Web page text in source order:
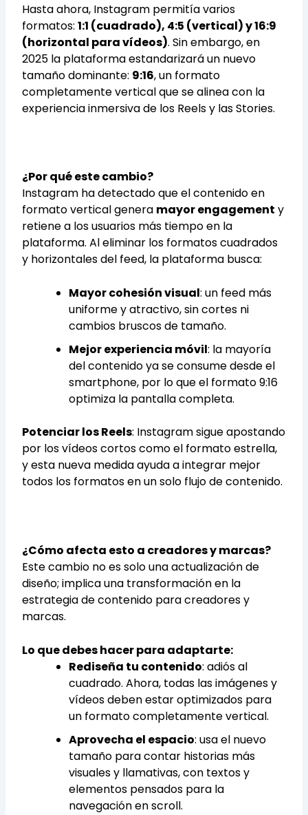
Hasta ahora, Instagram permitía varios
formatos:1:1 (cuadrado), 4:5 (vertical) y 16:9
(horizontal para vídeos). Sin embargo, en
2025 la plataforma estandarizará un nuevo
tamaño dominante: 9:16, un formato
completamente vertical que se alinea con la
experiencia inmersiva de los Reels y las Stories.
¿Por qué este cambio?
Instagram ha detectado que el contenido en
formato vertical genera mayor engagement y
retiene a los usuarios más tiempo en la
plataforma. Al eliminar los formatos cuadrados
y horizontales del feed, la plataforma busca:
Mayor cohesión visual: un feed más
uniforme y atractivo, sin cortes ni
cambios bruscos de tamaño.
Mejor experiencia móvil: la mayoría
del contenido ya se consume desde el
smartphone, por lo que el formato 9:16
optimiza la pantalla completa.
Potenciar los Reels: Instagram sigue apostando
por los vídeos cortos como el formato estrella,
y esta nueva medida ayuda a integrar mejor
todos los formatos en un solo flujo de contenido.
¿Cómo afecta esto a creadores y marcas?
Este cambio no es solo una actualización de
diseño; implica una transformación en la
estrategia de contenido para creadores y
marcas.
Lo que debes hacer para adaptarte:
Rediseña tu contenido: adiós al
cuadrado. Ahora, todas las imágenes y
vídeos deben estar optimizados para
un formato completamente vertical.
Aprovecha el espacio: usa el nuevo
tamaño para contar historias más
visuales y llamativas, con textos y
elementos pensados para la
navegación en scroll.